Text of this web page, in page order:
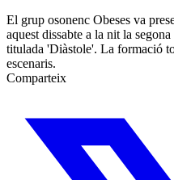
El grup osonenc Obeses va
aquest dissabte a la nit la
titulada 'Diàstole'. La formació
escenaris.
Comparteix